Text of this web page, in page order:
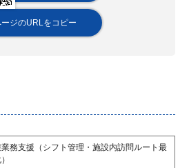
ジのURLをコピー
務支援（シフト管理・施設内訪問ルート最